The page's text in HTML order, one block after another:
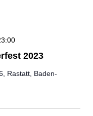
2023
Rastatt, Baden-